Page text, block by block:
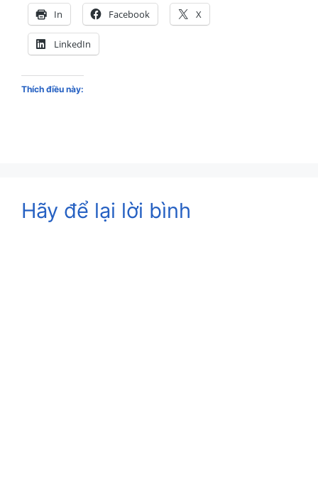
In Facebook X
LinkedIn
Thích điều này:
Hãy để lại lời bình